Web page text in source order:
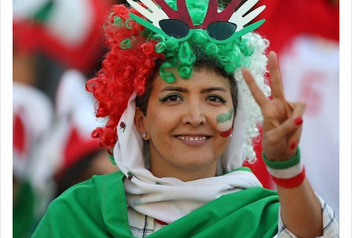
با فوتبالز همراه شوید◾️فوتبالز را در اینستاگرام دنبال کنید
◾️
footballs.women@
برچسب ها فدراسیون فوتبال فوتبال بانوان فوتبال زنان مریم منظمی